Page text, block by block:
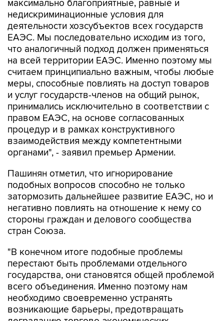
деятельности хозсубъектов всех государств
ЕАЭС. Мы последовательно исходим из того,
что аналогичный подход должен применяться
на всей территории ЕАЭС. Именно поэтому мы
считаем принципиально важным, чтобы любые
меры, способные повлиять на доступ товаров
и услуг государств-членов на общий рынок,
принимались исключительно в соответствии с
правом ЕАЭС, на основе согласованных
процедур и в рамках конструктивного
взаимодействия между компетентными
органами", - заявил премьер Армении.
Пашинян отметил, что игнорирование
затормозить дальнейшее развитие ЕАЭС, но и
негативно повлиять на отношение к нему со
стороны граждан и делового сообщества
стран Союза.
"В конечном итоге подобные проблемы
государства, они становятся общей проблемой
всего объединения. Именно поэтому нам
необходимо своевременно устранять
возникающие барьеры, предотвращать
деградацию торгово-экономических
отношений внутри ЕАЭС, надо минимизировать